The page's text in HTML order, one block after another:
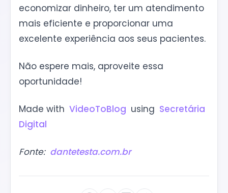
economizar dinheiro, ter um atendimento
mais eficiente e proporcionar uma
excelente experiência aos seus pacientes.
Não espere mais, aproveite essa
oportunidade!
Made with VideoToBlog using Secretária
Digital
Fonte: dantetesta.com.br